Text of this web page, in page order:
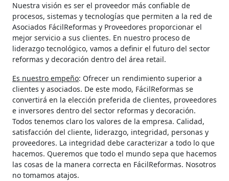
Nuestra visión es ser el proveedor más confiable de
procesos, sistemas y tecnologías que permiten a la red de
Asociados FácilReformas y Proveedores proporcionar el
mejor servicio a sus clientes. En nuestro proceso de
liderazgo tecnológico, vamos a definir el futuro del sector
reformas y decoración dentro del área retail.
Es nuestro empeño: Ofrecer un rendimiento superior a
clientes y asociados. De este modo, FácilReformas se
convertirá en la elección preferida de clientes, proveedores
e inversores dentro del sector reformas y decoración.
Todos tenemos claro los valores de la empresa. Calidad,
satisfacción del cliente, liderazgo, integridad, personas y
proveedores. La integridad debe caracterizar a todo lo que
hacemos. Queremos que todo el mundo sepa que hacemos
las cosas de la manera correcta en FácilReformas. Nosotros
no tomamos atajos.